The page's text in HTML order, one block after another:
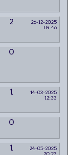
2
26-12-2025
04:46
0
1
14-03-2025
12:33
0
1
24-05-2025
20:23